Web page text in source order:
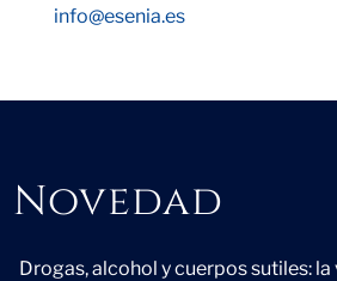
info@esenia.es
Novedad
Novedad
Drogas, alcohol y cuerpos sutiles: